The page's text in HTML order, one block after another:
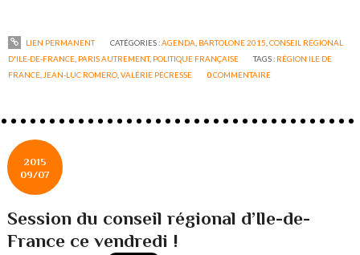
LIEN PERMANENT CATÉGORIES :AGENDA BARTOLONE 2015 CONSEIL RÉGIONAL
D'ILE-DE-FRANCE PARIS AUTREMENT, POLITIQUE FRANÇAISE TAGS : RÉGION ILE DE
FRANCE JEAN-LUC ROMERO ,VALÉRIE PÉCRESSE 0COMMENTAIRE
2015
09/07
Session du conseil régional d’Ile-de-
France ce vendredi !